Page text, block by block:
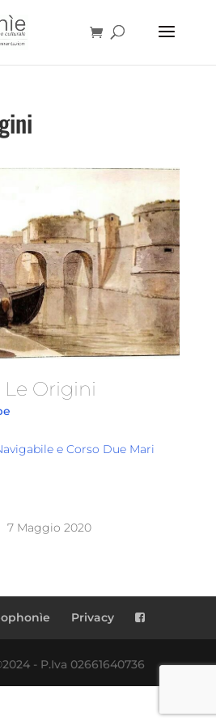
Le Origini
e Corso Due Mari
7 Maggio 2020
Privacy
- P.Iva 02661640736